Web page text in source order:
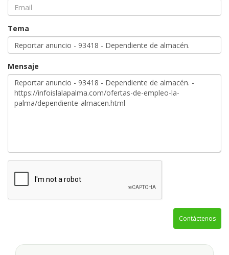
Tema
Mensaje
Contáctenos